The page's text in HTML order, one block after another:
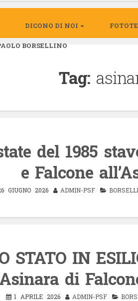
DICONO DI NOI
BORSELLINO
Tag:
del 1985
e Fal­cone
GIUGNO 2026 ADMIN-PSF
STATO IN
di
1 APRILE 2026 ADMIN-PSF